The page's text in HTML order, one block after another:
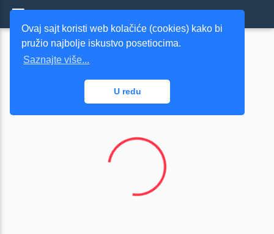
Burina.NET - Agregator RSS Novosti
Ovaj sajt koristi web kolačiće (cookies) kako bi
pružio najbolje iskustvo posetiocima.
Saznajte više...
U redu
Balkan
Loading...